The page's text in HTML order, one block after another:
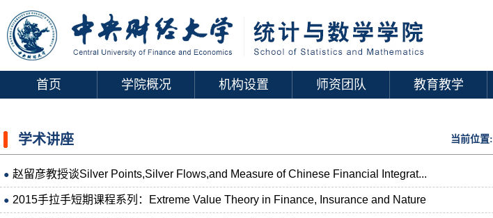
首页 学院概况 机构设置 师资团队 教育教学
当前位置:
学术讲座
● 赵留彦教授谈Silver Points,Silver Flows,and Measure of Chinese Financial Integrat...
● 2015手拉手短期课程系列：Extreme Value Theory in Finance, Insurance and Nature